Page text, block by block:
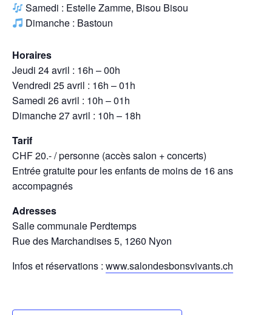
Samedi : Estelle Zamme, Bisou Bisou
Dimanche : Bastoun
Horaires
Jeudi 24 avril : 16h – 00h
Vendredi 25 avril : 16h – 01h
Samedi 26 avril : 10h – 01h
Dimanche 27 avril : 10h – 18h
Tarif
CHF 20.- / personne (accès salon + concerts)
Entrée gratuite pour les enfants de moins de 16 ans
accompagnés
Adresses
Salle communale Perdtemps
Rue des Marchandises 5, 1260 Nyon
Infos et réservations : www.salondesbonsvivants.ch